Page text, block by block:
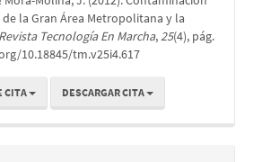
la Gran Área Metropolitana y la
Revista Tecnología En Marcha, 25(4), pág.
10.18845/tm.v25i4.617
CITA DESCARGAR CITA